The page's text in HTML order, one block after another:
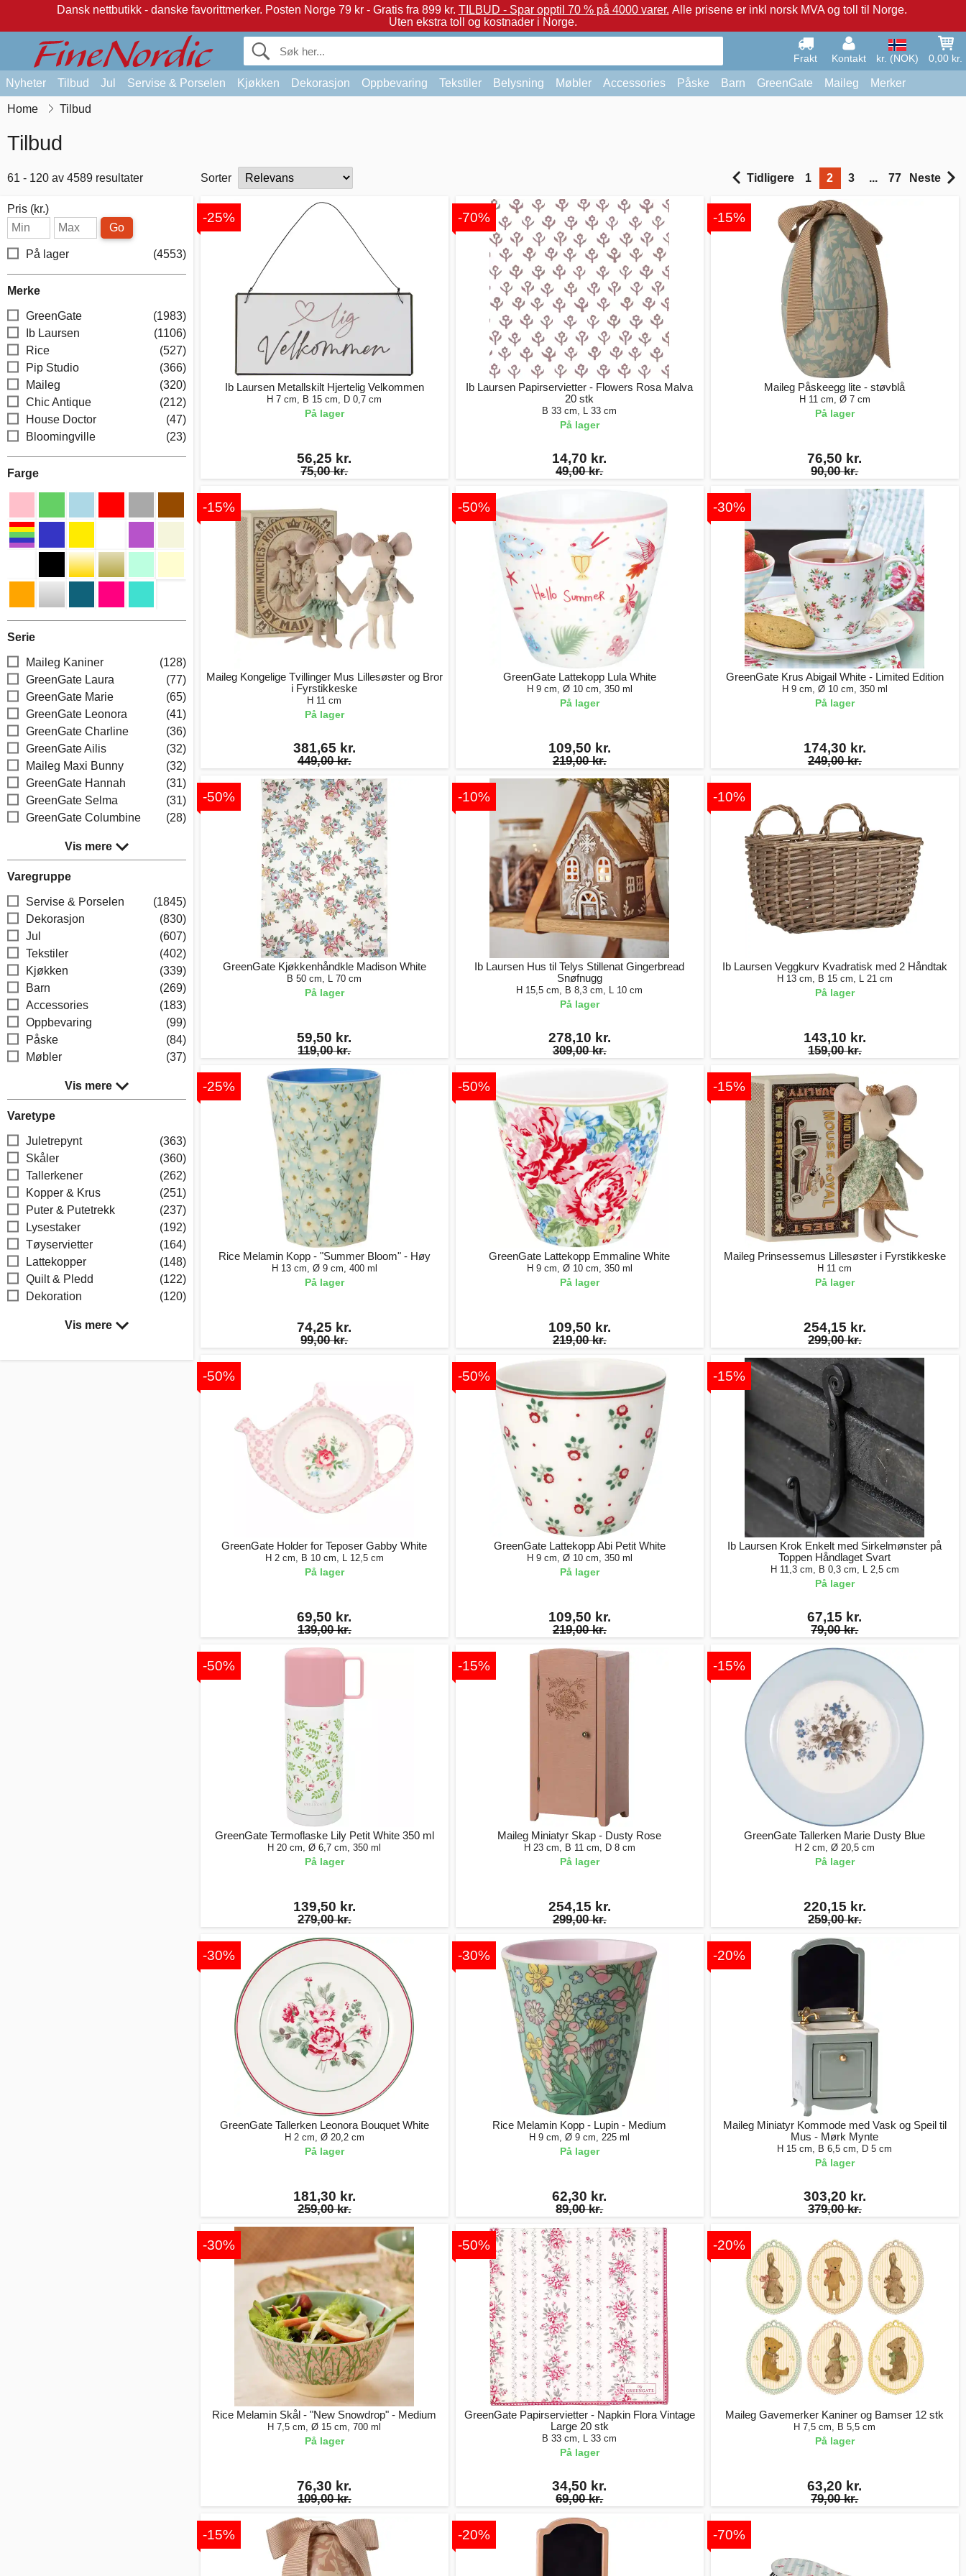
Dansk nettbutikk - danske favorittmerker. Posten Norge 79 kr - Gratis fra 899 kr. TILBUD - Spar opptil 70 % på 4000 varer. Alle prisene er inkl norsk MVA og toll til Norge.
Uten ekstra toll og kostnader i Norge.
Frakt Kontakt kr. (NOK) 0,00 kr.
Nyheter Tilbud Jul Servise & Porselen Kjøkken Dekorasjon Oppbevaring Tekstiler Belysning Møbler Accessories Påske Barn GreenGate Maileg Merker
Home Tilbud
Tilbud
61 - 120 av 4589 resultater Sorter Tidligere 1 2 3 ... 77 Neste
Pris (kr.)
Go
På lager (4553)
Merke
GreenGate
(1983)
Ib Laursen
(1106)
Rice
(527)
Pip Studio
(366)
Maileg
(320)
Chic Antique
(212)
House Doctor
(47)
Bloomingville
(23)
Farge
Serie
Maileg Kaniner
(128)
GreenGate Laura
(77)
GreenGate Marie
(65)
GreenGate Leonora
(41)
GreenGate Charline
(36)
GreenGate Ailis
(32)
Maileg Maxi Bunny
(32)
GreenGate Hannah
(31)
GreenGate Selma
(31)
GreenGate Columbine
(28)
Vis mere
Varegruppe
Servise & Porselen
(1845)
Dekorasjon
(830)
Jul
(607)
Tekstiler
(402)
Kjøkken
(339)
Barn
(269)
Accessories
(183)
Oppbevaring
(99)
Påske
(84)
Møbler
(37)
Vis mere
Varetype
Juletrepynt
(363)
Skåler
(360)
Tallerkener
(262)
Kopper & Krus
(251)
Puter & Putetrekk
(237)
Lysestaker
(192)
Tøyservietter
(164)
Lattekopper
(148)
Quilt & Pledd
(122)
Dekoration
(120)
Vis mere
-25%
Ib Laursen Metallskilt Hjertelig Velkommen
H 7 cm, B 15 cm, D 0,7 cm
På lager
56,25 kr.
75,00 kr.
-70%
Ib Laursen Papirservietter - Flowers Rosa Malva
20 stk
B 33 cm, L 33 cm
På lager
14,70 kr.
49,00 kr.
-15%
Maileg Påskeegg lite - støvblå
H 11 cm, Ø 7 cm
På lager
76,50 kr.
90,00 kr.
-15%
Maileg Kongelige Tvillinger Mus Lillesøster og Bror
i Fyrstikkeske
H 11 cm
På lager
381,65 kr.
449,00 kr.
-50%
GreenGate Lattekopp Lula White
H 9 cm, Ø 10 cm, 350 ml
På lager
109,50 kr.
219,00 kr.
-30%
GreenGate Krus Abigail White - Limited Edition
H 9 cm, Ø 10 cm, 350 ml
På lager
174,30 kr.
249,00 kr.
-50%
GreenGate Kjøkkenhåndkle Madison White
B 50 cm, L 70 cm
På lager
59,50 kr.
119,00 kr.
-10%
Ib Laursen Hus til Telys Stillenat Gingerbread
Snøfnugg
H 15,5 cm, B 8,3 cm, L 10 cm
På lager
278,10 kr.
309,00 kr.
-10%
Ib Laursen Veggkurv Kvadratisk med 2 Håndtak
H 13 cm, B 15 cm, L 21 cm
På lager
143,10 kr.
159,00 kr.
-25%
Rice Melamin Kopp - "Summer Bloom" - Høy
H 13 cm, Ø 9 cm, 400 ml
På lager
74,25 kr.
99,00 kr.
-50%
GreenGate Lattekopp Emmaline White
H 9 cm, Ø 10 cm, 350 ml
På lager
109,50 kr.
219,00 kr.
-15%
Maileg Prinsessemus Lillesøster i Fyrstikkeske
H 11 cm
På lager
254,15 kr.
299,00 kr.
-50%
GreenGate Holder for Teposer Gabby White
H 2 cm, B 10 cm, L 12,5 cm
På lager
69,50 kr.
139,00 kr.
-50%
GreenGate Lattekopp Abi Petit White
H 9 cm, Ø 10 cm, 350 ml
På lager
109,50 kr.
219,00 kr.
-15%
Ib Laursen Krok Enkelt med Sirkelmønster på
Toppen Håndlaget Svart
H 11,3 cm, B 0,3 cm, L 2,5 cm
På lager
67,15 kr.
79,00 kr.
-50%
GreenGate Termoflaske Lily Petit White 350 ml
H 20 cm, Ø 6,7 cm, 350 ml
På lager
139,50 kr.
279,00 kr.
-15%
Maileg Miniatyr Skap - Dusty Rose
H 23 cm, B 11 cm, D 8 cm
På lager
254,15 kr.
299,00 kr.
-15%
GreenGate Tallerken Marie Dusty Blue
H 2 cm, Ø 20,5 cm
På lager
220,15 kr.
259,00 kr.
-30%
GreenGate Tallerken Leonora Bouquet White
H 2 cm, Ø 20,2 cm
På lager
181,30 kr.
259,00 kr.
-30%
Rice Melamin Kopp - Lupin - Medium
H 9 cm, Ø 9 cm, 225 ml
På lager
62,30 kr.
89,00 kr.
-20%
Maileg Miniatyr Kommode med Vask og Speil til
Mus - Mørk Mynte
H 15 cm, B 6,5 cm, D 5 cm
På lager
303,20 kr.
379,00 kr.
-30%
Rice Melamin Skål - "New Snowdrop" - Medium
H 7,5 cm, Ø 15 cm, 700 ml
På lager
76,30 kr.
109,00 kr.
-50%
GreenGate Papirservietter - Napkin Flora Vintage
Large 20 stk
B 33 cm, L 33 cm
På lager
34,50 kr.
69,00 kr.
-20%
Maileg Gavemerker Kaniner og Bamser 12 stk
H 7,5 cm, B 5,5 cm
På lager
63,20 kr.
79,00 kr.
-15% -20% -70%